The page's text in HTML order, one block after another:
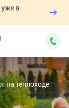
уже в
на теплоходе